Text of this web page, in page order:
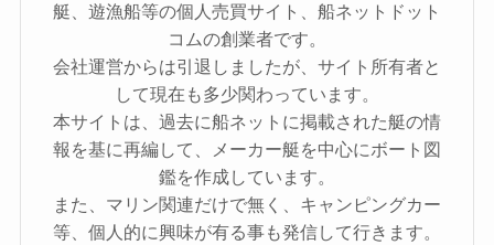
艇、遊漁船等の個人売買サイト、船ネットドット
コムの創業者です。
会社運営からは引退しましたが、サイト所有者と
して現在も多少関わっています。
本サイトは、過去に船ネットに掲載された艇の情
報を基に再編して、メーカー艇を中心にボート図
鑑を作成しています。
また、マリン関連だけで無く、キャンピングカー
等、個人的に興味が有る事も発信して行きます。